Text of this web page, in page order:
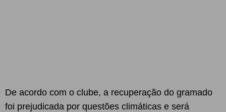
De acordo com o clube, a recuperação do gramado
foi prejudicada por questões climáticas e será